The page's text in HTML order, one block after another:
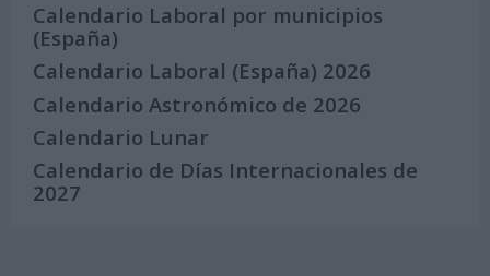
Calendario Laboral por municipios
(España)
Calendario Laboral (España) 2026
Calendario Astronómico de 2026
Calendario Lunar
Calendario de Días Internacionales de
2027